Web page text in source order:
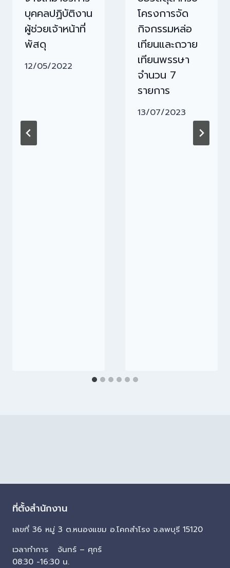
บุคคลปฏิบัติงาน
ผู้ช่วยเจ้าหน้าที่
พัสดุ
12/05/2022
โครงการจัด
กิจกรรมหล่อ
เทียนและถวาย
เทียนพรรษา
จำนวน 7
รายการ
13/07/2023
ที่ตั้งสำนักงาน
เลขที่ 36 หมู่ 3 ต.หนองแขม อ.โคกสำโรง จ.ลพบุรี 15120
เวลาทำการ จันทร์ – ศุกร์
08:30 -16:30 น.